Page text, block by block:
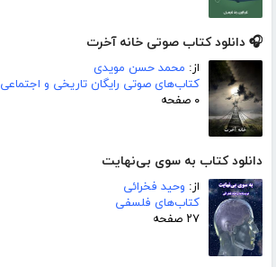
🎧 دانلود کتاب صوتی خانه آخرت
از: محمد حسن مویدی
کتاب‌های صوتی رایگان تاریخی و اجتماعی
۰ صفحه
دانلود کتاب به سوی بی‌نهایت
از: وحید فخرائی
کتاب‌های فلسفی
۲۷ صفحه